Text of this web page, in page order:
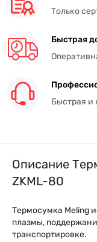
Только
Быстрая
Быстрая и
Описание
ZKML-80
Термосумка Meling
плазмы,
транспортировке.